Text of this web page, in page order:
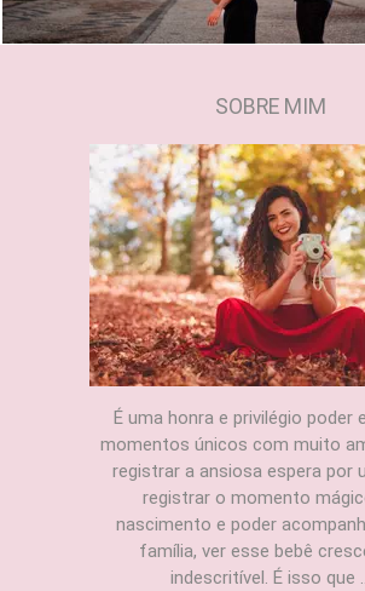
SOBRE MIM
É uma honra e privilégio poder
momentos únicos com muito
registrar a ansiosa espera por
registrar o momento
nascimento e poder
família, ver esse bebê
indescritível. É isso que